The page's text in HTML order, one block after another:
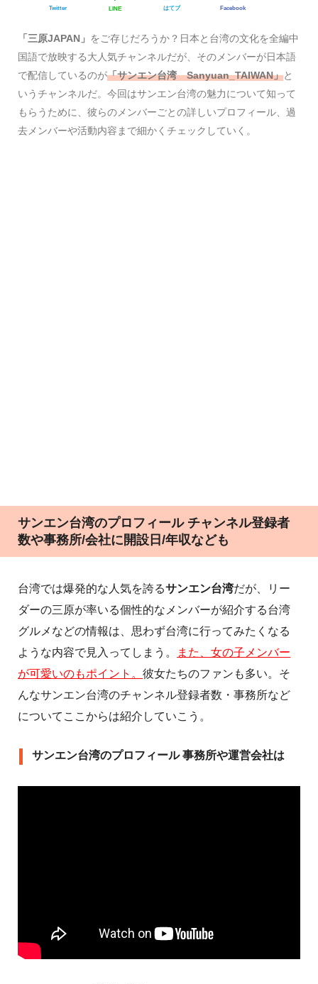
Twitter LINE はてブ Facebook
「三原JAPAN」 をご存じだろうか？日本と台湾の文化を全編中
国語で放映する大人気チャンネルだが、そのメンバーが日本語
で配信しているのが「サンエン台湾 Sanyuan_TAIWAN」と
いうチャンネルだ。今回はサンエン台湾の魅力について知って
もらうために、彼らのメンバーごとの詳しいプロフィール、過
去メンバーや活動内容まで細かくチェックしていく。
サンエン台湾のプロフィール チャンネル登録者
数や事務所/会社に開設日/年収なども
台湾では爆発的な人気を誇るサンエン台湾だが、リー
ダーの三原が率いる個性的なメンバーが紹介する台湾
グルメなどの情報は、思わず台湾に行ってみたくなる
ような内容で見入ってしまう。
また、女の子メンバー
が可愛いのもポイント。 彼女たちのファンも多い。そ
んなサンエン台湾のチャンネル登録者数・事務所など
についてここからは紹介していこう。
サンエン台湾のプロフィール 事務所や運営会社は